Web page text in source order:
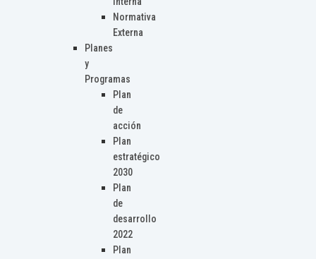
Normativa
Externa
Planes
y
Programas
Plan
de
acción
Plan
estratégico
2030
Plan
de
desarrollo
2022
Plan